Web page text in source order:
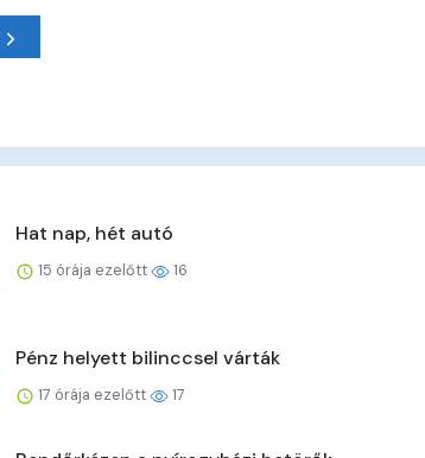
Hat nap, hét autó
15 órája ezelőtt 16
Pénz helyett bilinccsel várták
17 órája ezelőtt 17